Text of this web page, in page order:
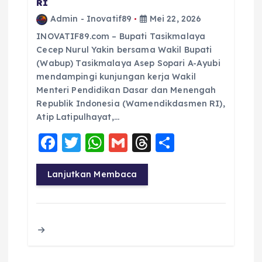
RI
Admin - Inovatif89
Mei 22, 2026
INOVATIF89.com – Bupati Tasikmalaya
Cecep Nurul Yakin bersama Wakil Bupati
(Wabup) Tasikmalaya Asep Sopari A-Ayubi
mendampingi kunjungan kerja Wakil
Menteri Pendidikan Dasar dan Menengah
Republik Indonesia (Wamendikdasmen RI),
Atip Latipulhayat,…
F
a
c
e
T
w
it
te
W
h
a
ts
G
m
ai
l
T
a re
Lanjutkan Membaca